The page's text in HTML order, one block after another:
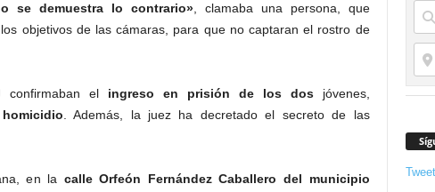
se demuestra lo contrario», clamaba una persona, que
objetivos de las cámaras, para que no captaran el rostro de
confirmaban el ingreso en prisión de los dosjóvenes,
. Además, la juez ha decretado el secreto de las
en la calle Orfeón Fernández Caballero del municipio